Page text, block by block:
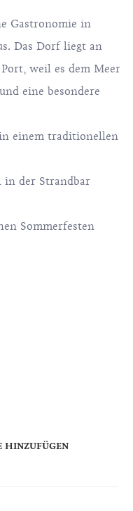
Gastronomie in
Das Dorf liegt an
weil es dem Meer
eine besondere
einem traditionellen
der Strandbar
Sommerfesten
HINZUFÜGEN